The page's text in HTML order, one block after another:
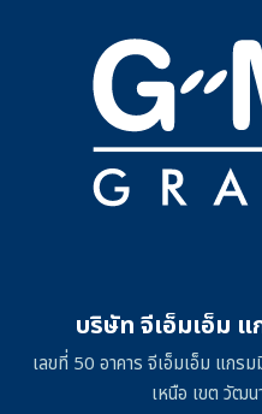
บริษัท จีเอ็มเอ็ม
เลขที่ 50 อาคาร จีเอ็มเอ็ม แกร
เหนือ เขต วัฒ